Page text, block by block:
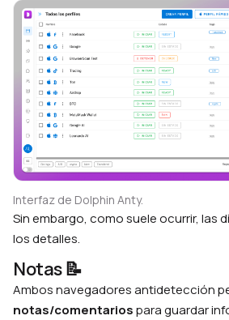
Interfaz de Dolphin Anty.
Sin embargo, como suele ocurrir, las
los detalles.
Notas 📝
Ambos navegadores antidetección
notas/comentariospara guardar